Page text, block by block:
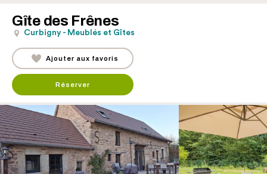
Gîte des Frênes
Curbigny - Meublés et Gîtes
Ajouter aux favoris
Réserver